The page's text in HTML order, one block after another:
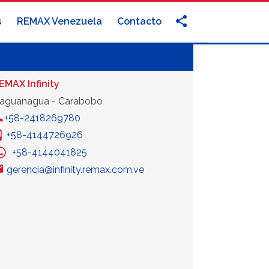
REMAX Venezuela Contacto
Infinity
- Carabobo
+58-2418269780
+58-4144726926
+58-4144041825
gerencia@infinity.remax.com.ve